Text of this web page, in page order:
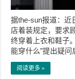
据the-sun报道：近
店着装规定，要求
终穿着上衣和鞋子
能穿什么”提出疑
阅读更多 »